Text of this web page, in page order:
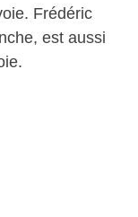
Frédéric
est aussi